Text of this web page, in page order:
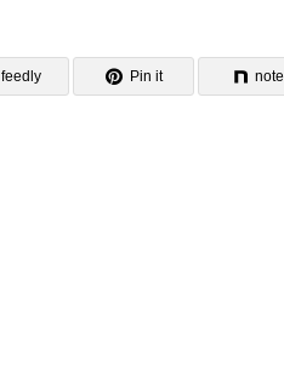
feedly Pin it note